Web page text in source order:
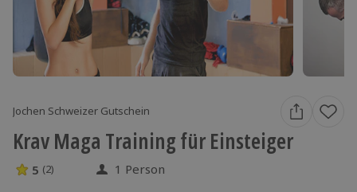
Jochen Schweizer Gutschein
Krav Maga Training für Einsteiger
5 Sterne von 5 aus 2 Bewertungen
5 (2) 1 Person